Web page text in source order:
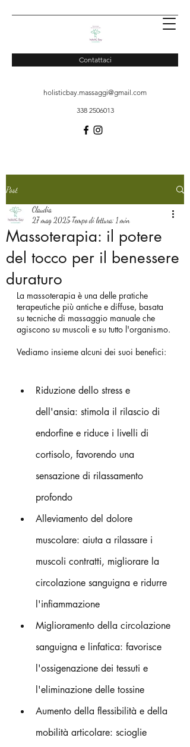
Contattaci
holisticbay.massaggi@gmail.com
338 2506013
Post
Massoterapia: il potere
del tocco per il benessere
duraturo
Claudia
27 mag 2025 Tempo di lettura: 1 min
La massoterapia è una delle pratiche
terapeutiche più antiche e diffuse, basata
su tecniche di massaggio manuale che
agiscono su muscoli e su tutto l'organismo.
Vediamo insieme alcuni dei suoi benefici:
Riduzione dello stress e
dell'ansia: stimola il rilascio di
endorfine e riduce i livelli di
cortisolo, favorendo una
sensazione di rilassamento
profondo
Alleviamento del dolore
muscolare: aiuta a rilassare i
muscoli contratti, migliorare la
circolazione sanguigna e ridurre
l'infiammazione
Miglioramento della circolazione
sanguigna e linfatica: favorisce
l'ossigenazione dei tessuti e
l'eliminazione delle tossine
Aumento della flessibilità e della
mobilità articolare: scioglie